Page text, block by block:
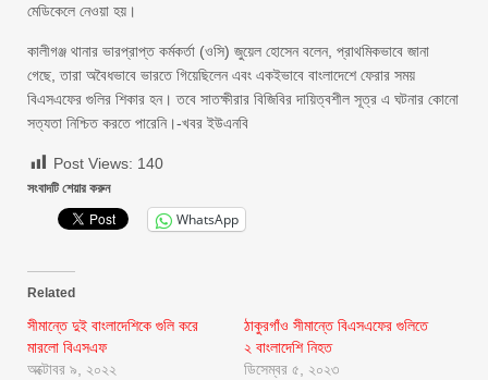
মেডিকেলে নেওয়া হয়।
কালীগঞ্জ থানার ভারপ্রাপ্ত কর্মকর্তা (ওসি) জুয়েল হোসেন বলেন, প্রাথমিকভাবে জানা
গেছে, তারা অবৈধভাবে ভারতে গিয়েছিলেন এবং একইভাবে বাংলাদেশে ফেরার সময়
বিএসএফের গুলির শিকার হন। তবে সাতক্ষীরার বিজিবির দায়িত্বশীল সূত্র এ ঘটনার কোনো
সত্যতা নিশ্চিত করতে পারেনি।-খবর ইউএনবি
Post Views: 140
সংবাদটি শেয়ার করুন
WhatsApp
Related
সীমান্তে দুই বাংলাদেশিকে গুলি করে
মারলো বিএসএফ
অক্টোবর ৯, ২০২২
ঠাকুরগাঁও সীমান্তে বিএসএফের গুলিতে
২ বাংলাদেশি নিহত
ডিসেম্বর ৫, ২০২৩